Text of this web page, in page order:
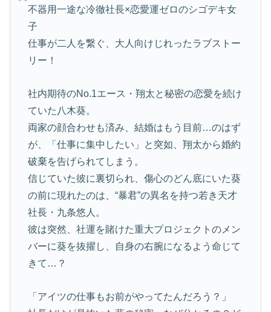
不器用一途な冷徹社長×恋愛運ゼロのシゴデキ女
子
仕事が二人を繋ぐ、大人向けじれったラブストー
リー！
社内期待のNo.1エース・翔太と秘密の恋愛を続け
ていた八木葵。
両家の顔合わせも済み、結婚はもう目前…のはず
が、「仕事に集中したい」と突如、翔太から婚約
破棄を告げられてしまう。
信じていた彼に裏切られ、傷心のどん底にいた葵
の前に現れたのは、“暴君”の異名を持つ若き天才
社長・九条悠人。
彼は突然、社運を賭けた重大プロジェクトのメン
バーに葵を抜擢し、自身の右腕になるよう命じて
きて…？
「アイツの仕事もお前がやってたんだろう？」